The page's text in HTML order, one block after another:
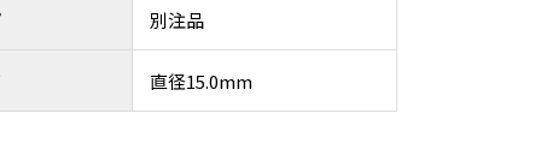
別注品
直径15.0mm